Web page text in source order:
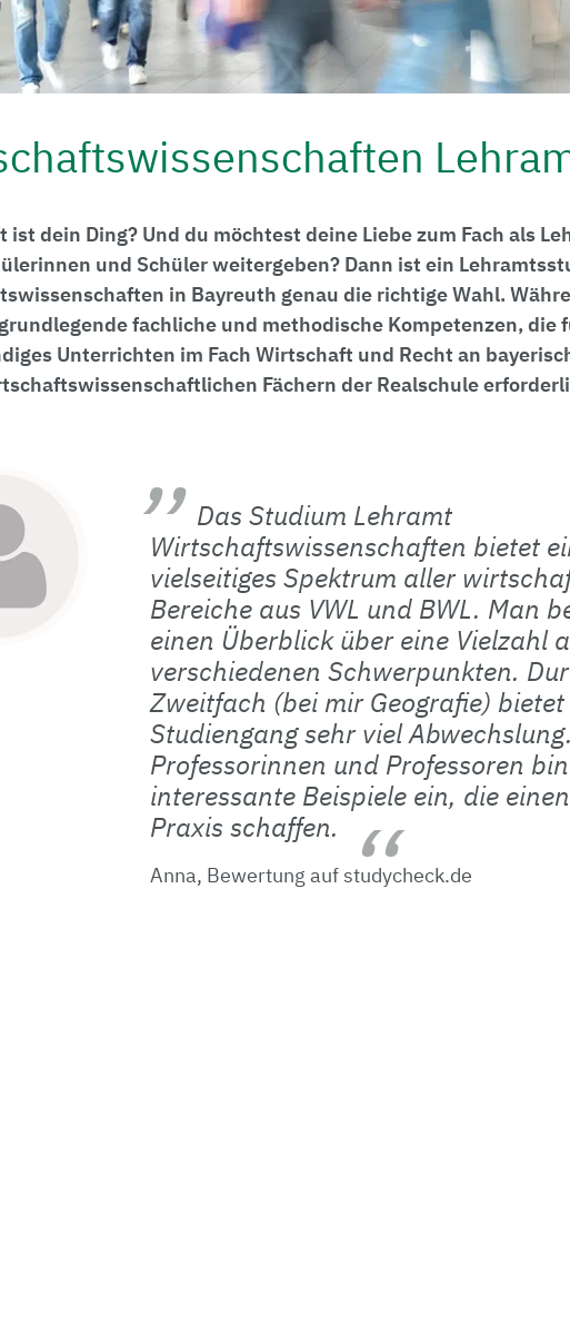
ist dein Ding? Und du möchtest deine Liebe zum Fach als
und Schüler weitergeben? Dann ist ein
in Bayreuth genau die richtige Wahl.
fachliche und methodische Kompetenzen, die
Unterrichten im Fach Wirtschaft und Recht an
Fächern der Realschule
Das Studium Lehramt
Wirtschaftswissenschaften bietet
vielseitiges Spektrum aller
Bereiche aus VWL und BWL. Man
einen Überblick über eine Vielzahl
verschiedenen Schwerpunkten.
Zweitfach (bei mir Geografie)
Studiengang sehr viel
Professorinnen und Professoren
interessante Beispiele ein, die
Praxis schaffen.
Anna, Bewertung auf studycheck.de